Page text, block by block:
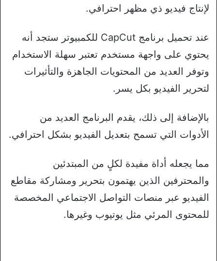
لإنتاج فيديو ذي مظهر احترافي.
عند تحميل برنامج CapCut للكمبيوتر ستجد أنه
يحتوي على واجهة مستخدم تعتبر سهلة الاستخدام
وتوفر العديد من المحتويات الجاهزة والتأثيرات
لتحرير الفيديو بكل يسر.
بالإضافة إلى ذلك، يقدم البرنامج العديد من
الأدوات التي تسمح بتعديل الفيديو بشكل احترافي.
مما يجعله أداة مفيدة لكلٍ من المبتدئين
والمحترفين الذين يهتمون بتحرير ومشاركة مقاطع
الفيديو عبر منصات التواصل الاجتماعي المخصصة
للمحتوى المرئي مثل يوتيوب وغيرها.